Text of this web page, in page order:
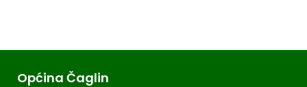
Općina Čaglin